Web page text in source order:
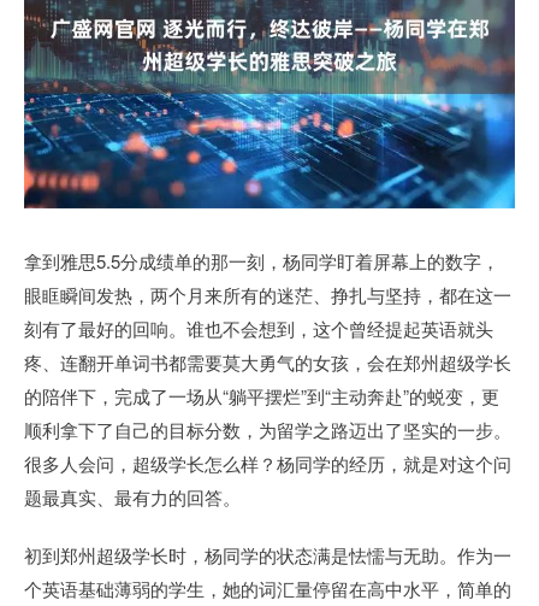
拿到雅思5.5分成绩单的那一刻，杨同学盯着屏幕上的数字，
眼眶瞬间发热，两个月来所有的迷茫、挣扎与坚持，都在这一
刻有了最好的回响。谁也不会想到，这个曾经提起英语就头
疼、连翻开单词书都需要莫大勇气的女孩，会在郑州超级学长
的陪伴下，完成了一场从“躺平摆烂”到“主动奔赴”的蜕变，更
顺利拿下了自己的目标分数，为留学之路迈出了坚实的一步。
很多人会问，超级学长怎么样？杨同学的经历，就是对这个问
题最真实、最有力的回答。
初到郑州超级学长时，杨同学的状态满是怯懦与无助。作为一
个英语基础薄弱的学生，她的词汇量停留在高中水平，简单的